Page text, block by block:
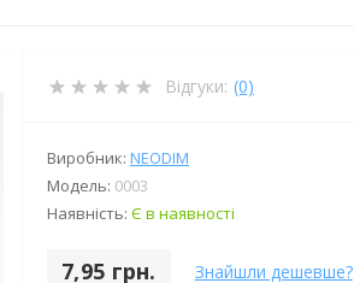
Відгуки: (0)
Виробник: NEODIM
Модель: 0003
Наявність: Є в наявності
7,95 грн. Знайшли дешевше?